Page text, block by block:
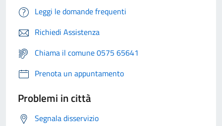
Leggi le domande frequenti
Richiedi Assistenza
Chiama il comune 0575 65641
Prenota un appuntamento
Problemi in città
Segnala disservizio